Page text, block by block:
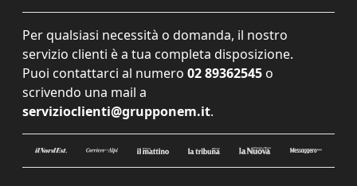
Per qualsiasi necessità o domanda, il nostro
servizio clienti è a tua completa disposizione.
Puoi contattarci al numero 02 89362545 o
scrivendo una mail a
servizioclienti@grupponem.it.